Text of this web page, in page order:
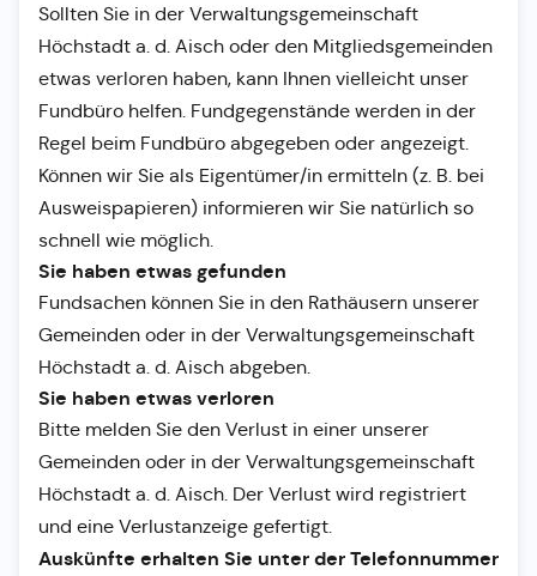
Sollten Sie in der Verwaltungsgemeinschaft
Höchstadt a. d. Aisch oder den Mitgliedsgemeinden
etwas verloren haben, kann Ihnen vielleicht unser
Fundbüro helfen. Fundgegenstände werden in der
Regel beim Fundbüro abgegeben oder angezeigt.
Können wir Sie als Eigentümer/in ermitteln (z. B. bei
Ausweispapieren) informieren wir Sie natürlich so
schnell wie möglich.
Sie haben etwas gefunden
Fundsachen können Sie in den Rathäusern unserer
Gemeinden oder in der Verwaltungsgemeinschaft
Höchstadt a. d. Aisch abgeben.
Sie haben etwas verloren
Bitte melden Sie den Verlust in einer unserer
Gemeinden oder in der Verwaltungsgemeinschaft
Höchstadt a. d. Aisch. Der Verlust wird registriert
und eine Verlustanzeige gefertigt.
Auskünfte erhalten Sie unter der Telefonnummer